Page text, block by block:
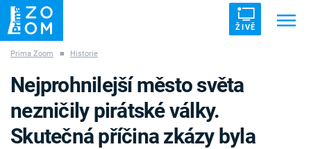
ŽIVĚ
ZÁHADY VETŘELCI DÁVNOVĚKU
Prima Zoom ■ Historie
Nejprohnilejší město světa
nezničily pirátské války.
Skutečná příčina zkázy byla